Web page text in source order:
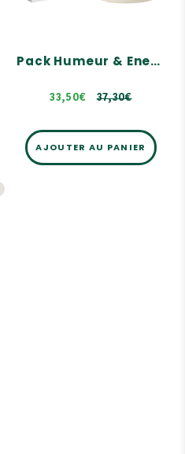
Pack Humeur & Energie - Comprimés
33,50€ 37,30€
Acérola Bio : Riche en
Vitamine C 100%
AJOUTER AU PANIER